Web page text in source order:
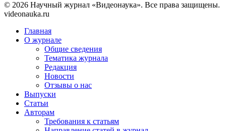
© 2026 Научный журнал «Видеонаука». Все права защищены.
videonauka.ru
Главная
О журнале
Общие сведения
Тематика журнала
Редакция
Новости
Отзывы о нас
Выпуски
Статьи
Авторам
Требования к статьям